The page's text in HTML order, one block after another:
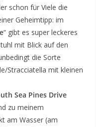
schon für Viele die
Geheimtipp: im
“ gibt es super leckeres
mit Blick auf den
die Sorte
Stracciatella mit kleinen
Sea Pines Drive
zu meinem
am Wasser (am